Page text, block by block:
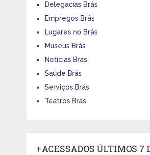
Delegacias Brás
Empregos Brás
Lugares no Brás
Museus Brás
Notícias Brás
Saúde Brás
Serviços Brás
Teatros Brás
+ACESSADOS ÚLTIMOS 7